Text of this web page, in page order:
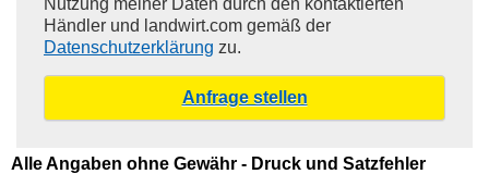
Händler und landwirt.com gemäß der
Datenschutzerklärung zu.
Alle Angaben ohne Gewähr - Druck und Satzfehler